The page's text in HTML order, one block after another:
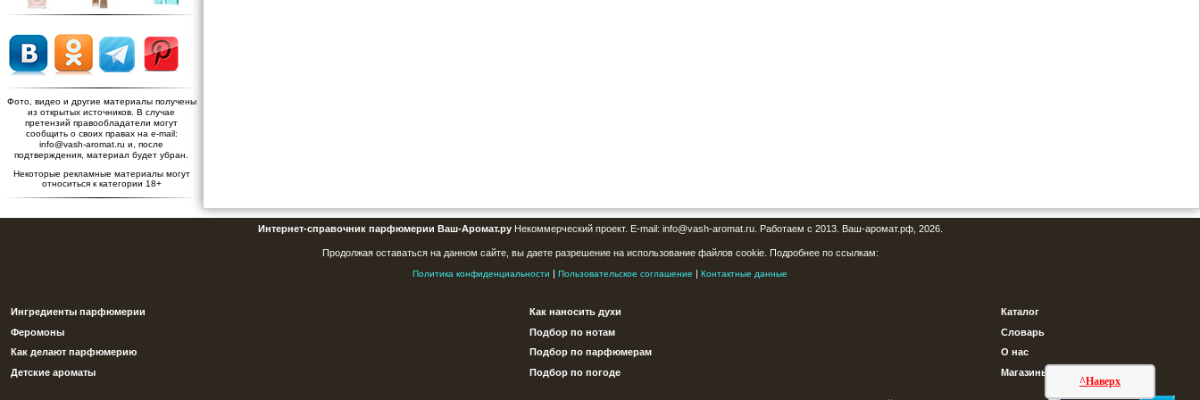
Фото, видео и другие материалы получены
из открытых источников. В случае
претензий правообладатели могут
сообщить о своих правах на e-mail:
info@vash-aromat.ru и, после
подтверждения, материал будет убран.
Некоторые рекламные материалы могут
относиться к категории 18+
^Наверх
Интернет-справочник парфюмерии Ваш-Аромат.руНекоммерческий проект. E-mail: info@vash-aromat.ru. Работаем с 2013. Ваш-аромат.рф, 2026.
Продолжая оставаться на данном сайте, вы даете разрешение на использование файлов cookie. Подробнее по ссылкам:
Политика конфиденциальности | Пользовательское соглашение | Контактные данные
Ингредиенты парфюмерии
Феромоны
Как делают парфюмерию
Детские ароматы
Как наносить духи
Подбор по нотам
Подбор по парфюмерам
Подбор по погоде
Каталог
Словарь
О нас
Магазины